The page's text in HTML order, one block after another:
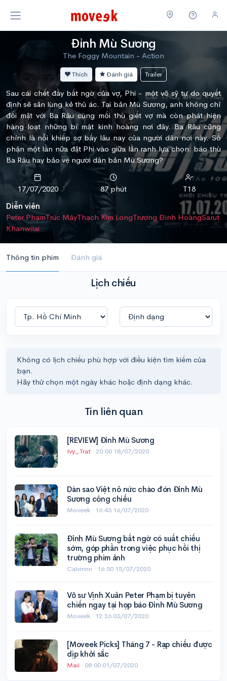
Đỉnh Mù Sương
The Foggy Mountain - Action
Thích Đánh giá Trailer
Sau cái chết đầy bất ngờ của vợ, Phi - một võ sỹ tự do quyết
định sẽ săn lùng kẻ thủ ác. Tại bản Mù Sương, anh không chỉ
đối mặt với Ba Râu cùng mối thù giết vợ mà còn phát hiện
hàng loạt những bí mật kinh hoàng nơi đây. Ba Râu cũng
chính là nỗi khiếp sợ bấy lâu nay của người dân nơi này. Số
phận một lần nữa đặt Phi vào giữa lằn ranh lựa chọn: báo thù
Ba Râu hay bảo vệ người dân bản Mù Sương?
17/07/2020 87 phút
T18
Diễn viên
Peter PhạmTrúc MâyThạch Kim LongTrương Đình HoàngSarut
Khanwilai
Thông tin phim Đánh giá
Lịch chiếu
Không có lịch chiếu phù hợp với điều kiện tìm kiếm của
bạn.
Hãy thử chọn một ngày khác hoặc định dạng khác.
Tin liên quan
[REVIEW] Đỉnh Mù Sương
Ivy_Trat · 20:00 18/07/2020
Dàn sao Việt nô nức chào đón Đỉnh Mù
Sương công chiếu
Moveek · 16:43 16/07/2020
Đỉnh Mù Sương bất ngờ có suất chiếu
sớm, góp phần trong việc phục hồi thị
trường phim ảnh
Calvinnn · 16:50 15/07/2020
Võ sư Vịnh Xuân Peter Phạm bị tuyên
chiến ngay tại họp báo Đỉnh Mù Sương
Moveek · 12:26 03/07/2020
[Moveek Picks] Tháng 7 - Rạp chiếu được
dịp khởi sắc
Maii · 08:00 01/07/2020